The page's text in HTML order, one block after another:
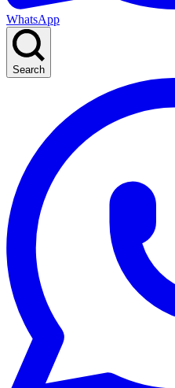
WhatsApp
Search